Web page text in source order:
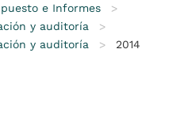
e Informes
>
y auditoría
>
y auditoría
> 2014